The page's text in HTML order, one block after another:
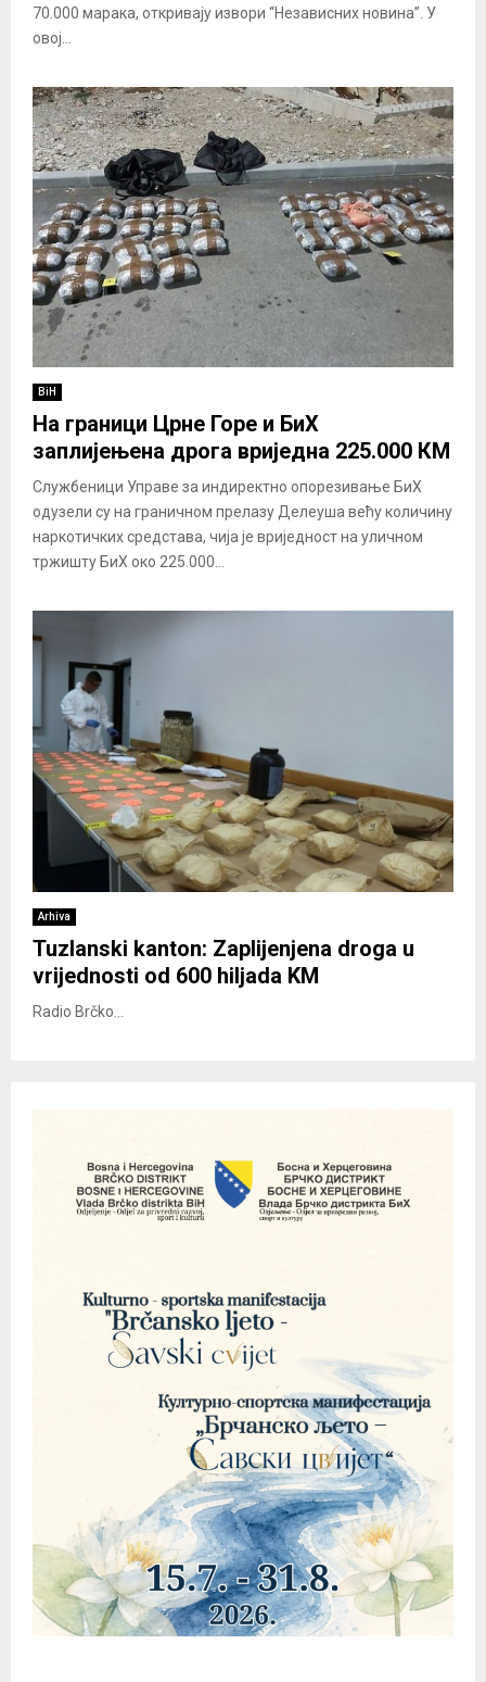
70.000 марака, откривају извори “Независних новина”. У
овој...
BiH
На граници Црне Горе и БиХ
заплијењена дрога вриједна 225.000 КМ
Службеници Управе за индиректно опорезивање БиХ
одузели су на граничном прелазу Делеуша већу количину
наркотичких средстава, чија је вриједност на уличном
тржишту БиХ око 225.000...
Arhiva
Tuzlanski kanton: Zaplijenjena droga u
vrijednosti od 600 hiljada KM
Radio Brčko...